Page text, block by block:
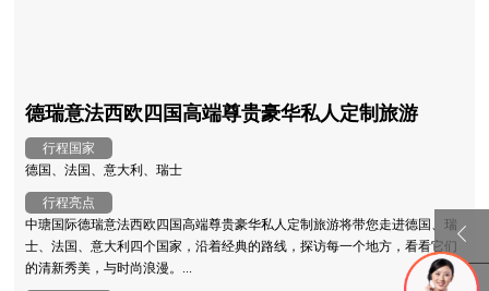
德瑞意法西欧四国高端尊贵豪华私人定制旅游
行程国家
德国、法国、意大利、瑞士
行程亮点
中瑭国际德瑞意法西欧四国高端尊贵豪华私人定制旅游将带您走进德国、瑞
士、法国、意大利四个国家，沿着经典的路线，探访每一个地方，看看它们
的清新秀美，与时尚浪漫。...